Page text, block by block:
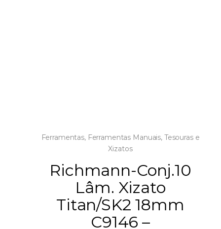
Ferramentas, Ferramentas Manuais, Tesouras e
Xizatos
Richmann-Conj.10
Lâm. Xizato
Titan/SK2 18mm
C9146 –